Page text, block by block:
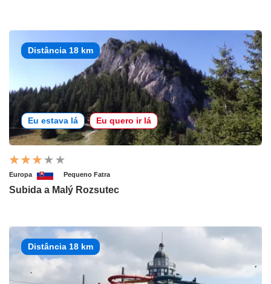
Distância 18 km
Eu estava lá Eu quero ir lá
Europa Pequeno Fatra
Subida a Malý Rozsutec
Distância 18 km